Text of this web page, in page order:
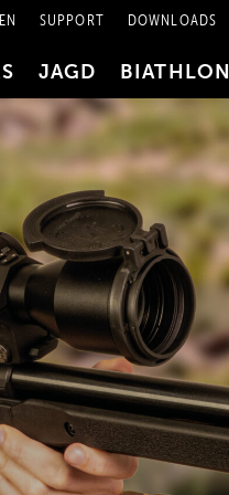
SUPPORT DOWNLOADS
JAGD BIATHLON